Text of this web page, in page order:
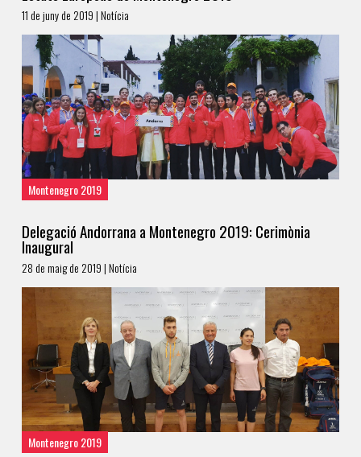
11 de juny de 2019 | Notícia
Montenegro 2019
Delegació Andorrana a Montenegro 2019: Cerimònia
Inaugural
28 de maig de 2019 | Notícia
Montenegro 2019